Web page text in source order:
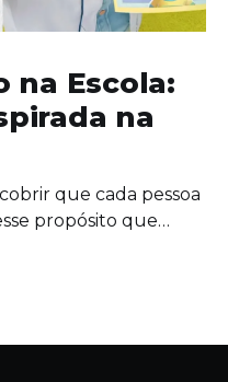
na Escola:
na
que cada pessoa
propósito que